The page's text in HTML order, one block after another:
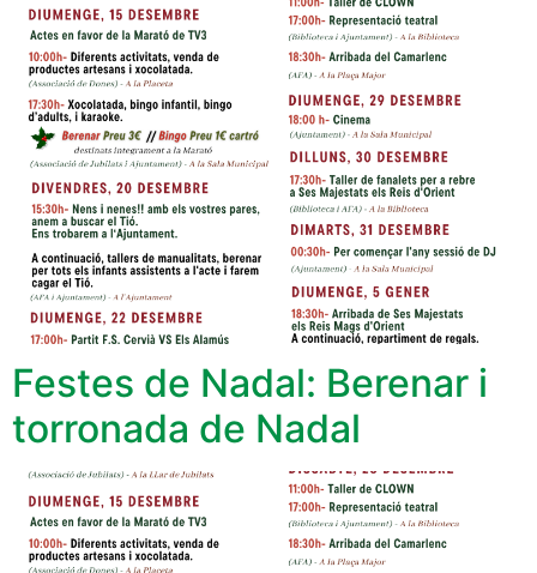
Festes de Nadal: Berenar i
torronada de Nadal